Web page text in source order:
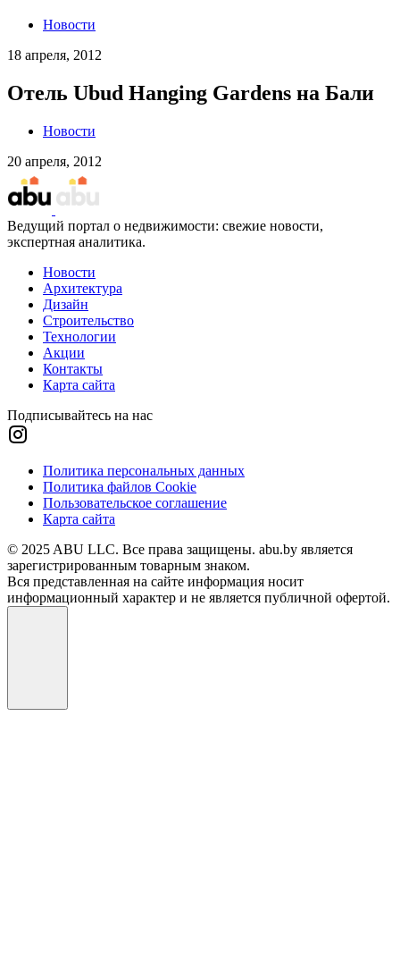
Новости
18 апреля, 2012
Отель Ubud Hanging Gardens на Бали
Новости
20 апреля, 2012
Ведущий портал о недвижимости: свежие новости,
экспертная аналитика.
Новости
Архитектура
Дизайн
Строительство
Технологии
Акции
Контакты
Карта сайта
Подписывайтесь на нас
Политика персональных данных
Политика файлов Cookie
Пользовательское соглашение
Карта сайта
© 2025 ABU LLC. Все права защищены. abu.by является
зарегистрированным товарным знаком.
Вся представленная на сайте информация носит
информационный характер и не является публичной офертой.